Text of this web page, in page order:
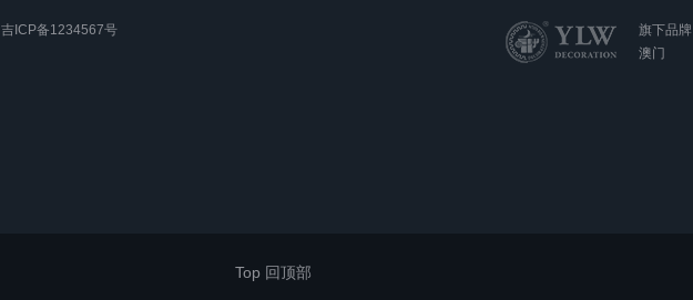
吉ICP备1234567号
旗下品牌
澳门
Top 回顶部